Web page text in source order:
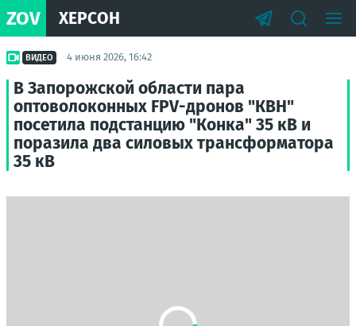
ZOV ХЕРСОН
ВИДЕО 4 июня 2026, 16:42
В Запорожской области пара
оптоволоконных FPV-дронов "КВН"
посетила подстанцию "Конка" 35 кВ и
поразила два силовых трансформатора
35 кВ